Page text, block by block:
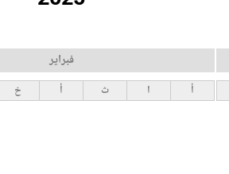
فبراير
أ ا ث أ خ